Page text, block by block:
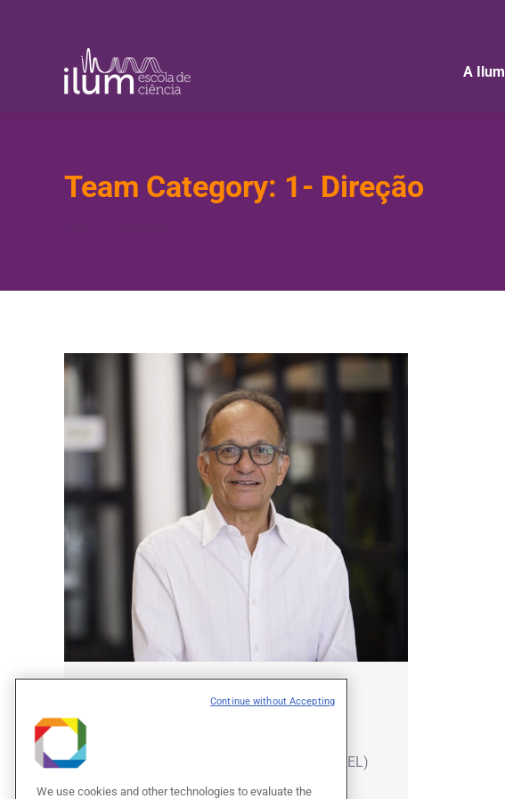
A Ilum
Team Category: 1- Direção
Diretor e Docente Pesquisador
Pós-doutorado: Nat. Ren. Energy Lab. (NREL)
USA
We use cookies and other technologies to evaluate the
Continue without Accepting